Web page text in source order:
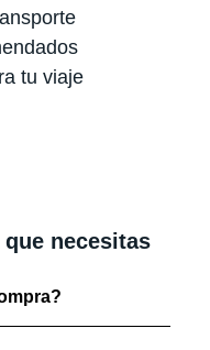
tu viaje
necesitas